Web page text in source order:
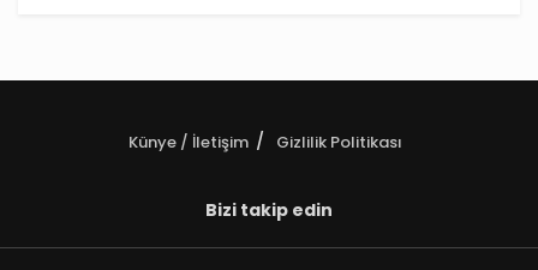
Künye / İletişim Gizlilik Politikası
Bizi takip edin